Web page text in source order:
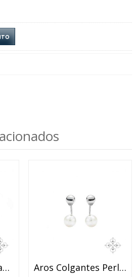
Pulsera Grumet Labrada Aros Colgantes Perlas Acero Blanco